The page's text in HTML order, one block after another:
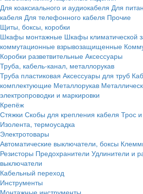
Для коаксиального и аудиокабеля Для
кабеля Для телефонного кабеля Прочие
Щиты, боксы, коробки
Шкафы монтажные Шкафы климатической
коммутационные взрывозащищенные
Коробки разветвительные Аксессуары
Труба, кабель-канал, металлорукав
Труба пластиковая Аксессуары для труб
комплектующие Металлорукав
электропроводки и маркировки
Крепёж
Стяжки Скобы для крепления кабеля Трос
Изолента, термоусадка
Электротовары
Автоматические выключатели, боксы
Резисторы Предохранители Удлинители и
выключатели
Кабельный переход
Инструменты